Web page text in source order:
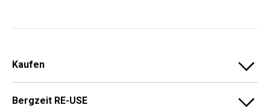
Kaufen
Bergzeit RE-USE